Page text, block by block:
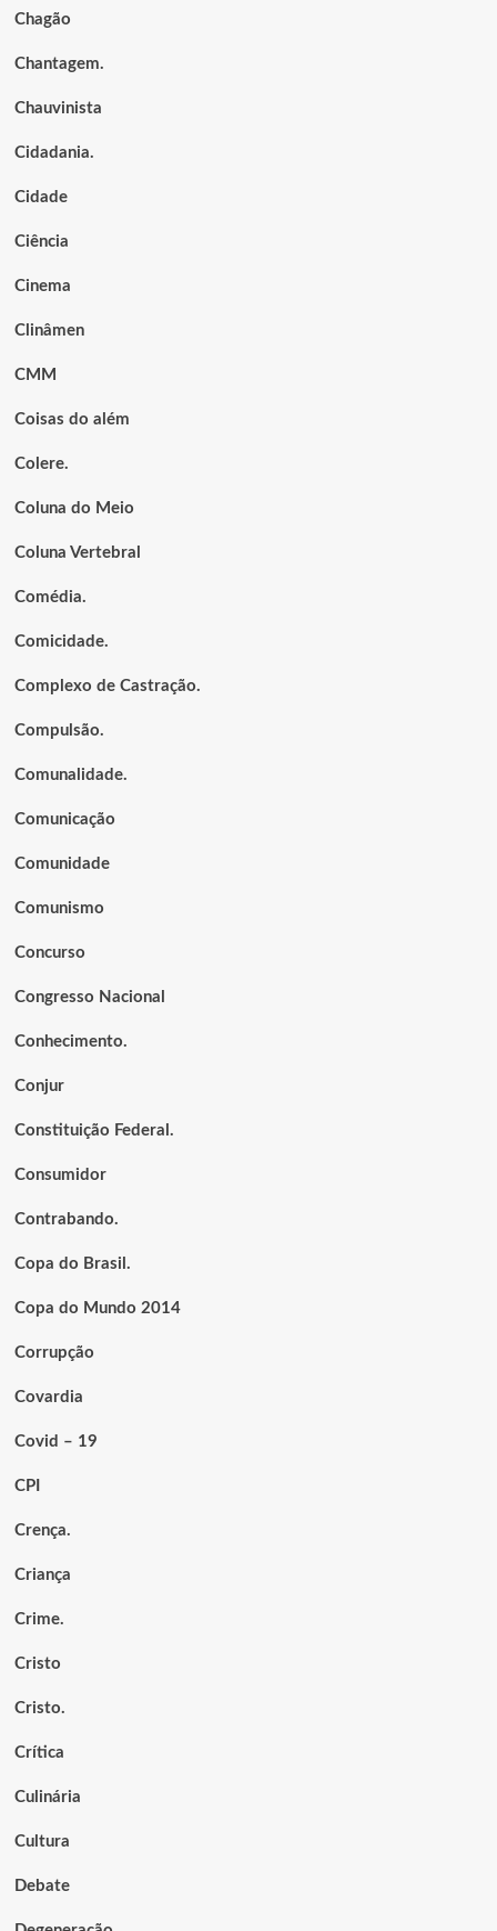
Chagão
Chantagem.
Chauvinista
Cidadania.
Cidade
Ciência
Cinema
Clinâmen
CMM
Coisas do além
Colere.
Coluna do Meio
Coluna Vertebral
Comédia.
Comicidade.
Complexo de Castração.
Compulsão.
Comunalidade.
Comunicação
Comunidade
Comunismo
Concurso
Congresso Nacional
Conhecimento.
Conjur
Constituição Federal.
Consumidor
Contrabando.
Copa do Brasil.
Copa do Mundo 2014
Corrupção
Covardia
Covid – 19
CPI
Crença.
Criança
Crime.
Cristo
Cristo.
Crítica
Culinária
Cultura
Debate